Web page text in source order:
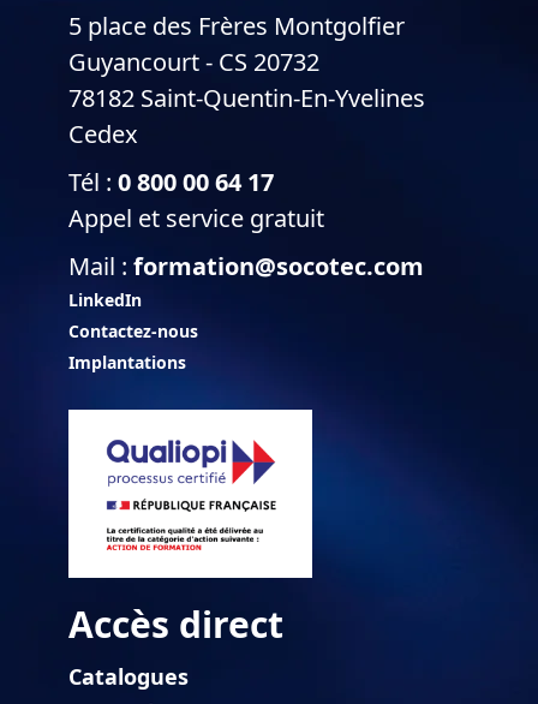
5 place des Frères Montgolfier
Guyancourt - CS 20732
78182 Saint-Quentin-En-Yvelines
Cedex
Tél : 0 800 00 64 17
Appel et service gratuit
Mail : formation@socotec.com
LinkedIn
Contactez-nous
Implantations
Accès direct
Catalogues